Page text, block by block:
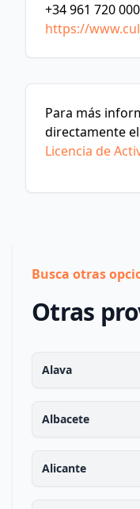
+34 961 720 000
https://
Para más
directamente
Licencia de
Busca otras
Otras
Alava
Albacete
Alicante